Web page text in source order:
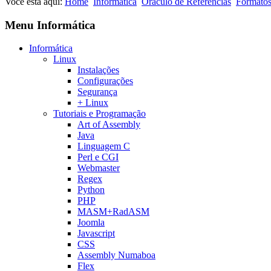
Menu Informática
Informática
Linux
Instalações
Configurações
Segurança
+ Linux
Tutoriais e Programação
Art of Assembly
Java
Linguagem C
Perl e CGI
Webmaster
Regex
Python
PHP
MASM+RadASM
Joomla
Javascript
CSS
Assembly Numaboa
Flex